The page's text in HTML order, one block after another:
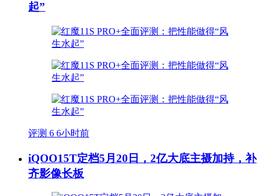
起”
评测 6 6小时前
iQOO15T定档5月20日，2亿大底主摄加持，补
齐影像长板